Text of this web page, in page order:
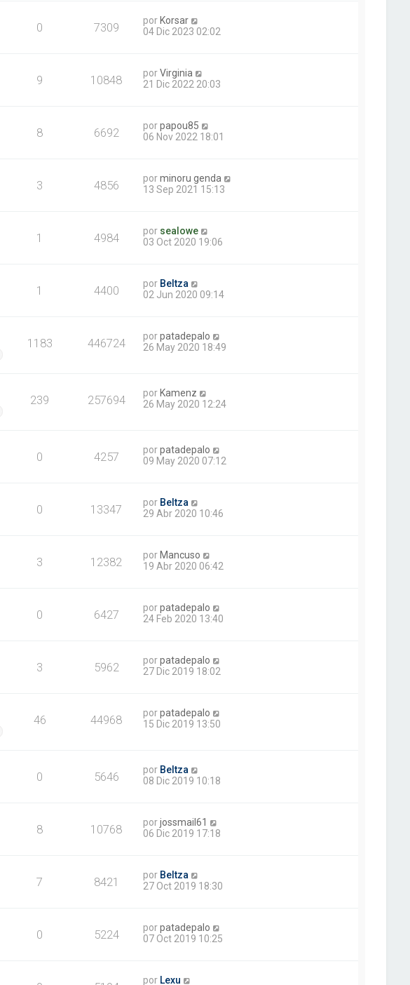
0 7309 porKorsar
04 Dic 2023 02:02
9 10848 porVirginia
21 Dic 2022 20:03
8 6692 porpapou85
06 Nov 2022 18:01
3 4856 porminoru genda
13 Sep 2021 15:13
1 4984 por sealowe
03 Oct 2020 19:06
1 4400 por Beltza
02 Jun 2020 09:14
1183 446724 porpatadepalo
26 May 2020 18:49
239 257694 por Kamenz
26 May 2020 12:24
0 4257 porpatadepalo
09 May 2020 07:12
0 13347 por Beltza
29 Abr 2020 10:46
3 12382 por Mancuso
19 Abr 2020 06:42
0 6427 porpatadepalo
24 Feb 2020 13:40
3 5962 porpatadepalo
27 Dic 2019 18:02
46 44968 porpatadepalo
15 Dic 2019 13:50
0 5646 por Beltza
08 Dic 2019 10:18
8 10768 porjossmail61
06 Dic 2019 17:18
7 8421 por Beltza
27 Oct 2019 18:30
0 5224 porpatadepalo
07 Oct 2019 10:25
por Lexu